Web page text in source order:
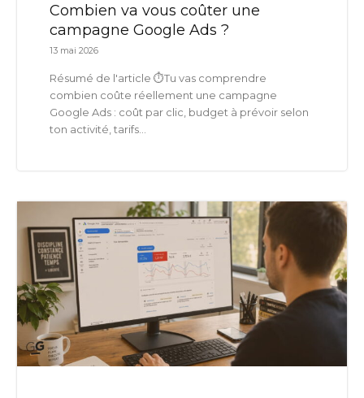
Combien va vous coûter une
campagne Google Ads ?
13 mai 2026
Résumé de l'article ⏱️Tu vas comprendre
combien coûte réellement une campagne
Google Ads : coût par clic, budget à prévoir selon
ton activité, tarifs...